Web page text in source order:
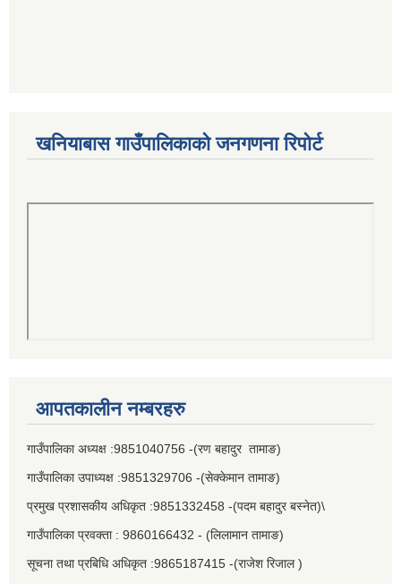
खनियाबास गाउँपालिकाको जनगणना रिपोर्ट
आपतकालीन नम्बरहरु
गाउँपालिका अध्यक्ष :9851040756 -(रण बहादुर तामाङ)
गाउँपालिका उपाध्यक्ष :9851329706 -(सेक्केमान तामाङ)
प्रमुख प्रशासकीय अधिकृत :9851332458 -(पदम बहादुर बस्नेत)\
गाउँपालिका प्रवक्ता : 9860166432 - (लिलामान तामाङ)
सूचना तथा प्रबिधि अधिकृत :9865187415 -(राजेश रिजाल )